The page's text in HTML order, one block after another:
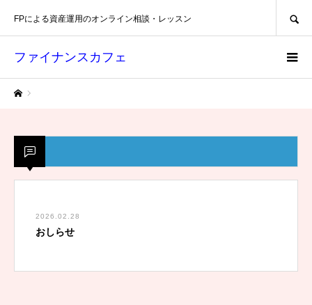
ファイナンスカフェ
FPによる資産運用のオンライン相談・レッスン
2026.02.28
おしらせ